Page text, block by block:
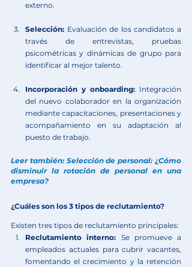
externo.
Selección: Evaluación de los candidatos a
través de entrevistas, pruebas
psicométricas y dinámicas de grupo para
identificar al mejor talento.
Incorporación y onboarding: Integración
del nuevo colaborador en la organización
mediante capacitaciones, presentaciones y
acompañamiento en su adaptación al
puesto de trabajo.
Leer también: Selección de personal: ¿Cómo
disminuir la rotación de personal en una
empresa?
¿Cuáles son los 3 tipos de reclutamiento?
Existen tres tipos de reclutamiento principales:
Reclutamiento interno: Se promueve a
empleados actuales para cubrir vacantes,
fomentando el crecimiento y la retención